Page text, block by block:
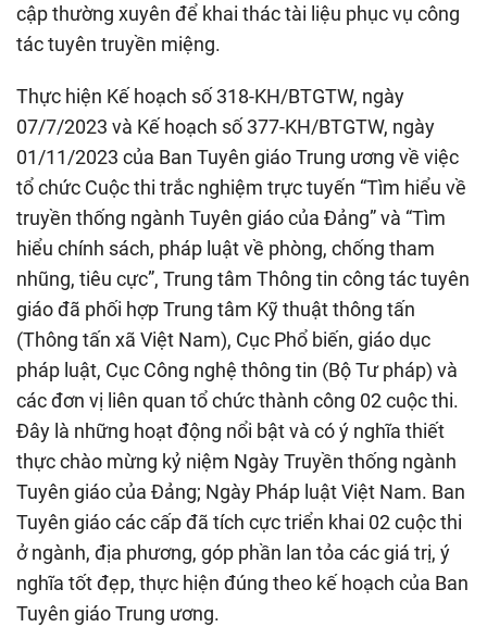
cập thường xuyên để khai thác tài liệu phục vụ công
tác tuyên truyền miệng.
Thực hiện Kế hoạch số 318-KH/BTGTW, ngày
07/7/2023 và Kế hoạch số 377-KH/BTGTW, ngày
01/11/2023 của Ban Tuyên giáo Trung ương về việc
tổ chức Cuộc thi trắc nghiệm trực tuyến “Tìm hiểu về
truyền thống ngành Tuyên giáo của Đảng” và “Tìm
hiểu chính sách, pháp luật về phòng, chống tham
nhũng, tiêu cực”, Trung tâm Thông tin công tác tuyên
giáo đã phối hợp Trung tâm Kỹ thuật thông tấn
(Thông tấn xã Việt Nam), Cục Phổ biến, giáo dục
pháp luật, Cục Công nghệ thông tin (Bộ Tư pháp) và
các đơn vị liên quan tổ chức thành công 02 cuộc thi.
Đây là những hoạt động nổi bật và có ý nghĩa thiết
thực chào mừng kỷ niệm Ngày Truyền thống ngành
Tuyên giáo của Đảng; Ngày Pháp luật Việt Nam. Ban
Tuyên giáo các cấp đã tích cực triển khai 02 cuộc thi
ở ngành, địa phương, góp phần lan tỏa các giá trị, ý
nghĩa tốt đẹp, thực hiện đúng theo kế hoạch của Ban
Tuyên giáo Trung ương.